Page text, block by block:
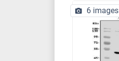
6 images